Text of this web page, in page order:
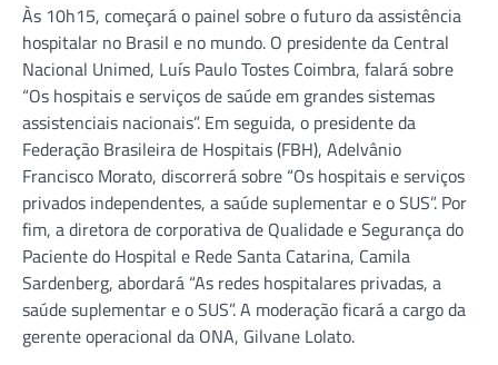
Às 10h15, começará o painel sobre o futuro da assistência
hospitalar no Brasil e no mundo. O presidente da Central
Nacional Unimed, Luís Paulo Tostes Coimbra, falará sobre
“Os hospitais e serviços de saúde em grandes sistemas
assistenciais nacionais”. Em seguida, o presidente da
Federação Brasileira de Hospitais (FBH), Adelvânio
Francisco Morato, discorrerá sobre “Os hospitais e serviços
privados independentes, a saúde suplementar e o SUS”. Por
fim, a diretora de corporativa de Qualidade e Segurança do
Paciente do Hospital e Rede Santa Catarina, Camila
Sardenberg, abordará “As redes hospitalares privadas, a
saúde suplementar e o SUS”. A moderação ficará a cargo da
gerente operacional da ONA, Gilvane Lolato.